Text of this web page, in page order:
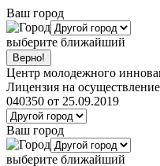
Ваш город
выберите ближайший
Центр молодежного
Лицензия на
040350 от 25.09.2019
Ваш город
выберите ближайший